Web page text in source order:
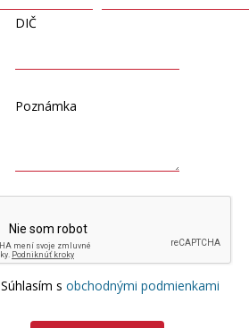
DIČ
Poznámka
Súhlasím s obchodnými podmienkami